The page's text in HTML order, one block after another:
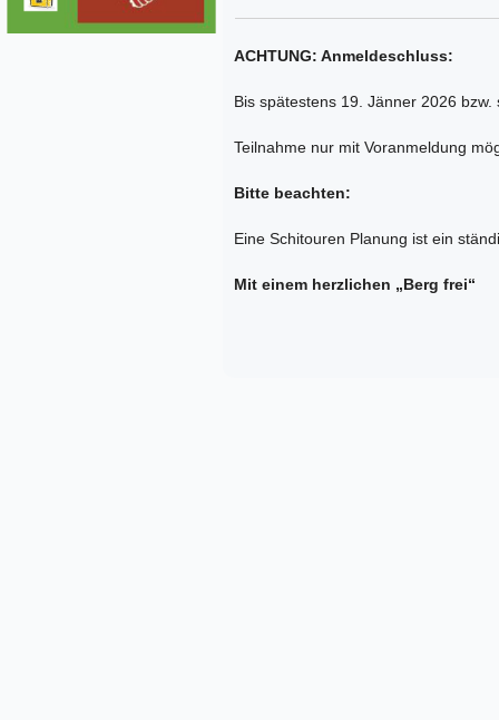
ACHTUNG: Anmeldeschluss:
Bis spätestens 19. Jänner 2026
Teilnahme nur mit Voranmeldung
Bitte beachten:
Eine Schitouren Planung ist ein
Mit einem herzlichen „Berg frei“